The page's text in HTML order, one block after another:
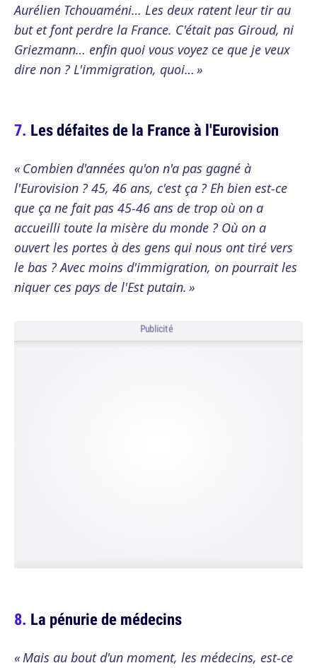
Aurélien Tchouaméni… Les deux ratent leur tir au
but et font perdre la France. C'était pas Giroud, ni
Griezmann… enfin quoi vous voyez ce que je veux
dire non ? L'immigration, quoi… »
Les défaites de la France à l'Eurovision
« Combien d'années qu'on n'a pas gagné à
l'Eurovision ? 45, 46 ans, c'est ça ? Eh bien est-ce
que ça ne fait pas 45-46 ans de trop où on a
accueilli toute la misère du monde ? Où on a
ouvert les portes à des gens qui nous ont tiré vers
le bas ? Avec moins d'immigration, on pourrait les
niquer ces pays de l'Est putain. »
Publicité
La pénurie de médecins
« Mais au bout d'un moment, les médecins, est-ce